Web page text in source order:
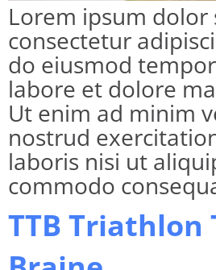
Lorem ipsum dolor
consectetur
do eiusmod
labore et dolore
Ut enim ad minim
nostrud
laboris nisi ut
commodo
TTB Triathlon